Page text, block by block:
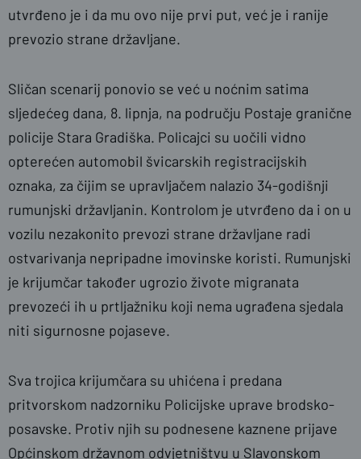
utvrđeno je i da mu ovo nije prvi put, već je i ranije
prevozio strane državljane.
Sličan scenarij ponovio se već u noćnim satima
sljedećeg dana, 8. lipnja, na području Postaje granične
policije Stara Gradiška. Policajci su uočili vidno
opterećen automobil švicarskih registracijskih
oznaka, za čijim se upravljačem nalazio 34-godišnji
rumunjski državljanin. Kontrolom je utvrđeno da i on u
vozilu nezakonito prevozi strane državljane radi
ostvarivanja nepripadne imovinske koristi. Rumunjski
je krijumčar također ugrozio živote migranata
prevozeći ih u prtljažniku koji nema ugrađena sjedala
niti sigurnosne pojaseve.
Sva trojica krijumčara su uhićena i predana
pritvorskom nadzorniku Policijske uprave brodsko-
posavske. Protiv njih su podnesene kaznene prijave
Općinskom državnom odvjetništvu u Slavonskom